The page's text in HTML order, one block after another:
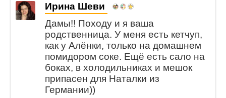
Ирина Шеви
Дамы!! Походу и я ваша
родственница. У меня есть кетчуп,
как у Алёнки, только на домашнем
помидором соке. Ещё есть сало на
боках, в холодильниках и мешок
припасен для Наталки из
Германии))